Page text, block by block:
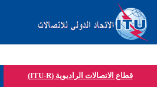
قطاع الاتصالات الراديوية (ITU-R)